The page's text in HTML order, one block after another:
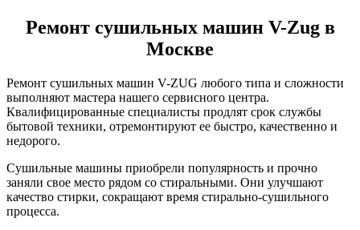
Ремонт сушильных машин V-Zug в
Москве
Ремонт сушильных машин V-ZUG любого типа и сложности
выполняют мастера нашего сервисного центра.
Квалифицированные специалисты продлят срок службы
бытовой техники, отремонтируют ее быстро, качественно и
недорого.
Сушильные машины приобрели популярность и прочно
заняли свое место рядом со стиральными. Они улучшают
качество стирки, сокращают время стирально-сушильного
процесса.